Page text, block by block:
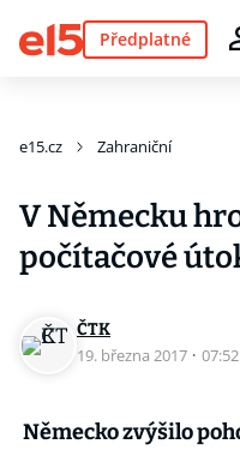
Předplatné
e15.cz Zahraniční
V Německu
počítačové
ČTK
19. března 2017 · 07:52
Německo zvýšilo